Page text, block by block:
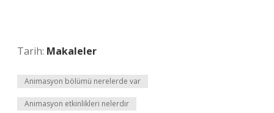
Tarih: Makaleler
Animasyon bölümü nerelerde var
Animasyon etkinlikleri nelerdir